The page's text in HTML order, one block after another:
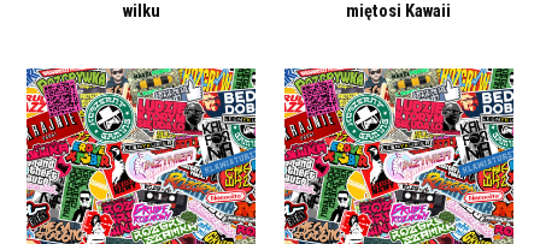
wilku
miętosi Kawaii